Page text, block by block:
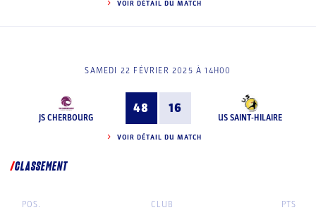
VOIR DÉTAIL DU MATCH
SAMEDI 22 FÉVRIER 2025 À 14H00
JS CHERBOURG
48 16
US SAINT-HILAIRE
VOIR DÉTAIL DU MATCH
CLASSEMENT
POS. CLUB PTS